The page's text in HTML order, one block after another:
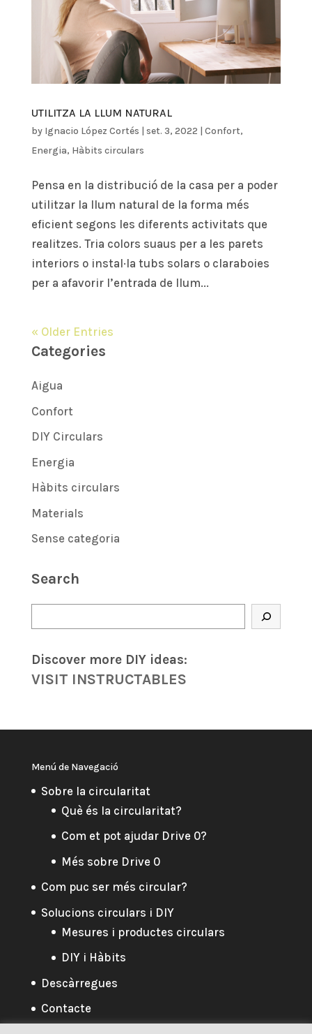
UTILITZA LA LLUM NATURAL
by Ignacio López Cortés | set. 3, 2022 | Confort,
Energia, Hàbits circulars
Pensa en la distribució de la casa per a poder
utilitzar la llum natural de la forma més
eficient segons les diferents activitats que
realitzes. Tria colors suaus per a les parets
interiors o instal·la tubs solars o claraboies
per a afavorir l’entrada de llum...
« Older Entries
Categories
Aigua
Confort
DIY Circulars
Energia
Hàbits circulars
Materials
Sense categoria
Search
Discover more DIY ideas:
VISIT INSTRUCTABLES
Menú de Navegació
Sobre la circularitat
Què és la circularitat?
Com et pot ajudar Drive 0?
Més sobre Drive 0
Com puc ser més circular?
Solucions circulars i DIY
Mesures i productes circulars
DIY i Hàbits
Descàrregues
Contacte